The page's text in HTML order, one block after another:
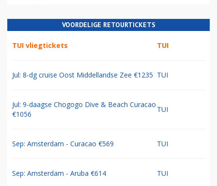
VOORDELIGE RETOURTICKETS
TUI vliegtickets TUI
Jul: 8-dg cruise Oost Middellandse Zee €1235 TUI
Jul: 9-daagse Chogogo Dive & Beach Curacao
€1056
TUI
Sep: Amsterdam - Curacao €569 TUI
Sep: Amsterdam - Aruba €614 TUI